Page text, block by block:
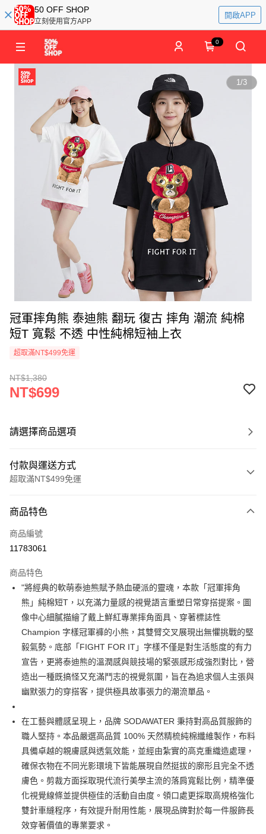
50 OFF SHOP
立刻使用官方APP
開啟APP
0
1/3
冠軍摔角熊 泰迪熊 翻玩 復古 摔角 潮流 純棉
短T 寬鬆 不透 中性純棉短袖上衣
超取滿NT$499免運
NT$1,380
NT$699
請選擇商品選項
付款與運送方式
超取滿NT$499免運
信用卡一次付款
超商取貨付款
Apple Pay
街口支付
悠遊付
Google Pay
全盈+PAY
大哥付你分期
相關說明
【大哥付你分期使用說明】
1.本服務由台灣大哥大提供，台灣大哥大用戶可立即使用無須另外申請。
流程，驗證手機門號後，選擇欲分期的期數、繳款截止日，確認付款後即完
成交易。
3.實際核准額度、可分期數及費用金額請依後續交易確認頁面所載為準。
4.訂單成立30分鐘內，如未前往確認交易或遇審核未通過，訂單將自動取
消。如遇「轉專審核」未通過狀況，表示未達大哥付你分期系統評分，恕無
法說明評估內容。
1.分期款項不併入電信帳單，「大哥付你分期」於每月結算日後寄送繳費提
AFTEE先享後付
相關說明
AFTEE先享後付是「在收到商品之後才付款」的支付方式。 讓您購物簡單
便利好安心！
１．簡單：不需註冊會員、不需綁卡、不需儲值。
２．便利：只要手機號碼，簡訊認證，即可結帳。
３．安心：先確認商品／服務後，再付款。
ATM付款
運送方式
全家取貨付款
商品特色
商品編號
11783061
商品特色
"將經典的軟萌泰迪熊賦予熱血硬派的靈魂，本款「冠軍摔角
熊」純棉短T，以充滿力量感的視覺語言重塑日常穿搭提案。圖
像中心細膩描繪了戴上鮮紅專業摔角面具、穿著標誌性
Champion 字樣冠軍褲的小熊，其雙臂交叉展現出無懼挑戰的堅
毅氣勢。底部「FIGHT FOR IT」字樣不僅是對生活態度的有力
宣告，更將泰迪熊的溫潤感與競技場的緊張感形成強烈對比，營
造出一種既搞怪又充滿鬥志的視覺氛圍，旨在為追求個人主張與
幽默張力的穿搭客，提供極具故事張力的潮流單品。
在工藝與體感呈現上，品牌 SODAWATER 秉持對高品質服飾的
職人堅持。本品嚴選高品質 100% 天然精梳純棉纖維製作，布料
具備卓越的親膚感與透氣效能，並經由紮實的高克重織造處理，
確保衣物在不同光影環境下皆能展現自然挺拔的廓形且完全不透
膚色。剪裁方面採取現代流行美學主流的落肩寬鬆比例，精準優
化視覺線條並提供極佳的活動自由度。領口處更採取高規格強化
雙針車縫程序，有效提升耐用性能，展現品牌對於每一件服飾長
效穿著價值的專業要求。